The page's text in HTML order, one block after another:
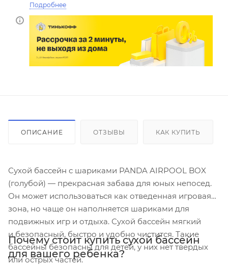
Подробнее
ОПИСАНИЕ ОТЗЫВЫ КАК КУПИТЬ
Сухой бассейн с шариками PANDA AIRPOOL BOX
(голубой) — прекрасная забава для юных непосед.
Он может использоваться как отведенная игровая
зона, но чаще он наполняется шариками для
подвижных игр и отдыха. Сухой бассейн мягкий
и безопасный, быстро и удобно чистится. Такие
бассейны безопасны для детей, у них нет твердых
или острых частей.
Почему стоит купить сухой бассейн
для вашего ребенка?